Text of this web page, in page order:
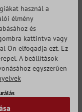
használ a
élmény
és
kattintva vagy
Ön elfogadja ezt. Ez
A beállítások
egyszerűen